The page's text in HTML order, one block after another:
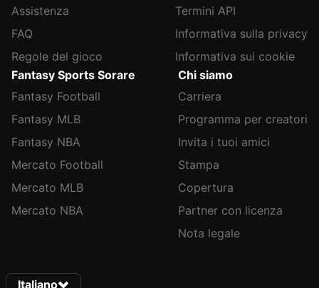
Assistenza
FAQ
Regole del gioco
Termini API
Informativa sulla privacy
Informativa sui cookie
Fantasy Sports Sorare
Fantasy Football
Fantasy MLB
Fantasy NBA
Mercato Football
Mercato MLB
Mercato NBA
Chi siamo
Carriera
Programma per creatori
Invita i tuoi amici
Stampa
Copertura
Partner con licenza
Nota legale
Italiano